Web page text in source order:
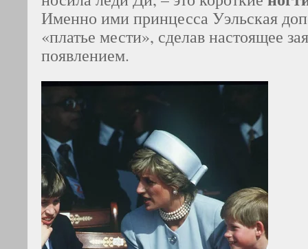
Именно ими принцесса Уэльская
«платье мести», сделав настоящее
появлением.